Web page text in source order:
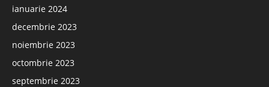
ianuarie 2024
decembrie 2023
noiembrie 2023
octombrie 2023
septembrie 2023